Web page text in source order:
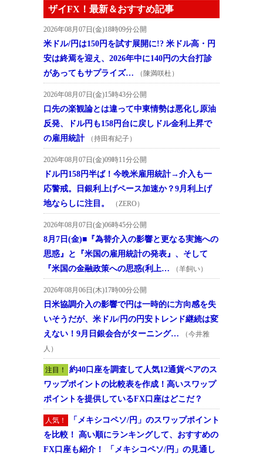
ザイFX！最新＆おすすめ記事
2026年08月07日(金)18時09分公開
米ドル/円は150円を試す展開に!? 米ドル高・円
安は終焉を迎え、2026年中に140円の大台打診
があってもサプライズ…
（陳満咲杜）
2026年08月07日(金)15時43分公開
口先の楽観論とは違って中東情勢は悪化し原油
反発、ドル円も158円台に戻しドル金利上昇で
の雇用統計
（持田有紀子）
2026年08月07日(金)09時11分公開
ドル円158円半ば！今晩米雇用統計→介入も一
応警戒。日銀利上げペース加速か？9月利上げ
地ならしに注目。
（ZERO）
2026年08月07日(金)06時45分公開
8月7日(金)■『為替介入の影響と更なる実施への
思惑』と『米国の雇用統計の発表』、そして
『米国の金融政策への思惑(利上…
（羊飼い）
2026年08月06日(木)17時00分公開
日米協調介入の影響で円は一時的に方向感を失
いそうだが、米ドル/円の円安トレンド継続は変
えない！9月日銀会合がターニング…
（今井雅
人）
注目！
約40口座を調査して人気12通貨ペアのス
ワップポイントの比較表を作成！高いスワップ
ポイントを提供しているFX口座はどこだ？
人気！
「メキシコペソ/円」のスワップポイント
を比較！ 高い順にランキングして、おすすめの
FX口座も紹介！ 「メキシコペソ/円」の見通し